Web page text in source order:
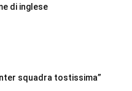
di inglese
squadra tostissima”